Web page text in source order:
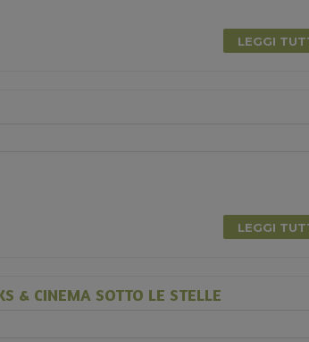
LEGGI
LEGGI
& CINEMA SOTTO LE STELLE